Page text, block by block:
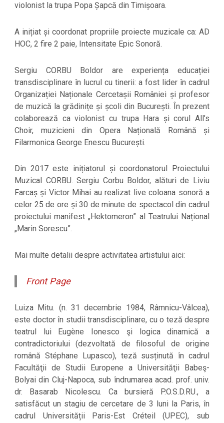
violonist la trupa Popa Șapcă din Timișoara.
A inițiat și coordonat propriile proiecte muzicale ca: AD
HOC, 2 fire 2 paie, Intensitate Epic Sonoră.
Sergiu CORBU Boldor are experiența educației
transdisciplinare în lucrul cu tinerii: a fost lider în cadrul
Organizației Naționale Cercetașii României și profesor
de muzică la grădinițe și școli din București. În prezent
colaborează ca violonist cu trupa Hara și corul All’s
Choir, muzicieni din Opera Națională Română și
Filarmonica George Enescu București.
Din 2017 este inițiatorul și coordonatorul Proiectului
Muzical CORBU. Sergiu Corbu Boldor, alături de Liviu
Farcaș și Victor Mihai au realizat live coloana sonoră a
celor 25 de ore și 30 de minute de spectacol din cadrul
proiectului manifest „Hektomeron” al Teatrului Național
„Marin Sorescu”.
Mai multe detalii despre activitatea artistului aici:
Front Page
Luiza Mitu. (n. 31 decembrie 1984, Râmnicu-Vâlcea),
este doctor în studii transdisciplinare, cu o teză despre
teatrul lui Eugène Ionesco şi logica dinamică a
contradictoriului (dezvoltată de filosoful de origine
română Stéphane Lupasco), teză susținută în cadrul
Facultăţii de Studii Europene a Universităţii Babeş-
Bolyai din Cluj-Napoca, sub îndrumarea acad. prof. univ.
dr. Basarab Nicolescu. Ca bursieră P.O.S.D.RU., a
satisfăcut un stagiu de cercetare de 3 luni la Paris, în
cadrul Universității Paris-Est Créteil (UPEC), sub